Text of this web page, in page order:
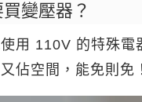
變壓器？
用 110V 的特殊電
佔空間，能免則免！